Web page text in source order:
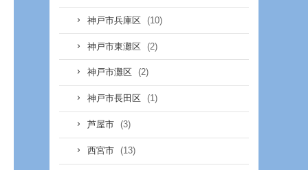
神戸市兵庫区 (10)
神戸市東灘区 (2)
神戸市灘区 (2)
神戸市長田区 (1)
芦屋市 (3)
西宮市 (13)